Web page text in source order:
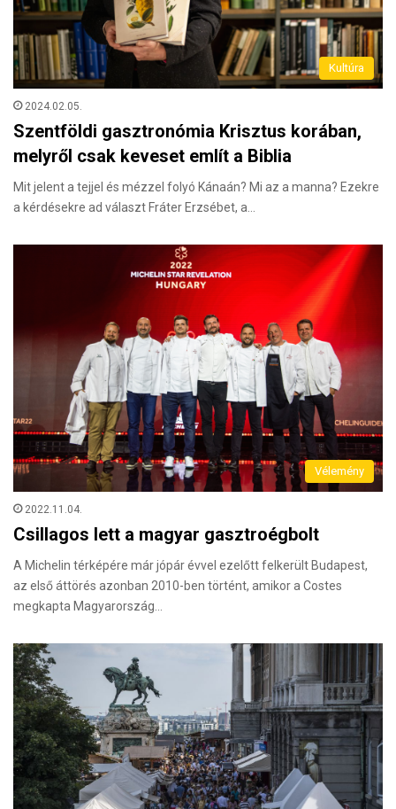
Kultúra
2024.02.05.
Szentföldi gasztronómia Krisztus korában,
melyről csak keveset említ a Biblia
Mit jelent a tejjel és mézzel folyó Kánaán? Mi az a manna? Ezekre
a kérdésekre ad választ Fráter Erzsébet, a…
Vélemény
2022.11.04.
Csillagos lett a magyar gasztroégbolt
A Michelin térképére már jópár évvel ezelőtt felkerült Budapest,
az első áttörés azonban 2010-ben történt, amikor a Costes
megkapta Magyarország…